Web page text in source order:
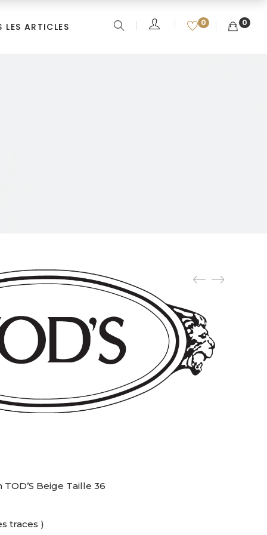
LES ARTICLES 0 0
Beige Taille 36
traces )